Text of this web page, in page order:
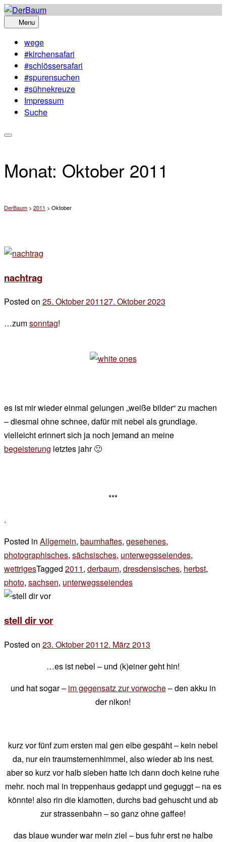
Skip
to
Menu
wege
#kirchensafari
#schlössersafari
#spurensuchen
#sühnekreuze
Impressum
Suche
Monat: Oktober 2011
DerBaum > 2011 > Oktober
nachtrag
Posted on 25. Oktober 201127. Oktober 2023
…zumsonntag!
es ist mir wieder einmal gelungen „weiße bilder“ zu machen
– diesmal ohne schnee, dafür mit nebel als grundlage.
vielleicht erinnert sich ja noch jemand an meine
begeisterung letztes jahr 🙂
***
.
Posted in Allgemein, baumhaftes, gesehenes,
photographisches, sächsisches, unterwegsseiendes,
wettrigesTagged 2011, derbaum, dresdensisches, herbst,
photo, sachsen, unterwegsseiendes
stell dir vor
Posted on 23. Oktober 20112. März 2013
chef
…es ist nebel – und (k)einer geht hin!
und hat sogar – im gegensatz zur vorwoche– den akku in
der nikon!
kurz vor fünf zum ersten mal gen elbe gespäht – kein nebel
da, nur ein traumsternenhimmel, also wieder ab ins nest.
aber so kurz vor halb sieben hatte ich dann doch keine ruhe
mehr. noch mal in treppenhaus gedappt und geguggt – na es
könnte! also rin die klamotten, durchs bad gehuscht und ab
zur strassenbahn – so ganz ohne gaffee!
das blaue wunder war mein ziel – bus fuhr erst ne halbe